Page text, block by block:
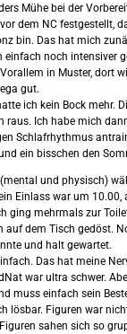
Mühe bei der
dem NC festgestellt,
bin. Das hat mich
einfach noch intensiver
in Muster, dort
gut.
ich kein Bock mehr.
raus. Ich habe mich
Schlafrhythmus
ein bisschen den
und physisch)
Einlass war um
ging mehrmals zur
auf dem Tisch gedöst.
und halt gewartet.
Das hat meine
war ultra schwer.
muss einfach sein
lösbar. Figuren war
sahen sich so